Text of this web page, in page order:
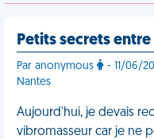
Petits secrets
Par anonymous
- 11/06/
Nantes
Aujourd'hui, je devais
vibromasseur car je ne